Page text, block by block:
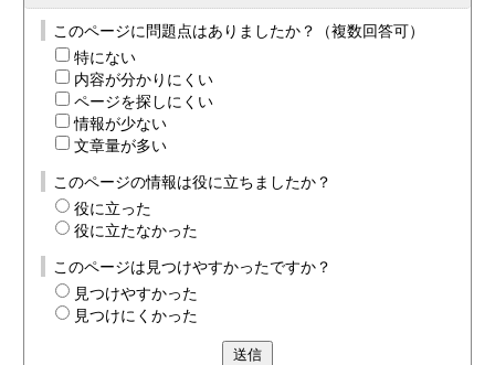
このページに問題点はありましたか？（複数回答可）
特にない
内容が分かりにくい
ページを探しにくい
情報が少ない
文章量が多い
このページの情報は役に立ちましたか？
役に立った
役に立たなかった
このページは見つけやすかったですか？
見つけやすかった
見つけにくかった
送信